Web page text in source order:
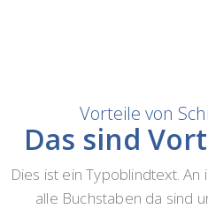
Vorteile von
Das sind
Dies ist ein Typoblindtext.
alle Buchstaben da sind